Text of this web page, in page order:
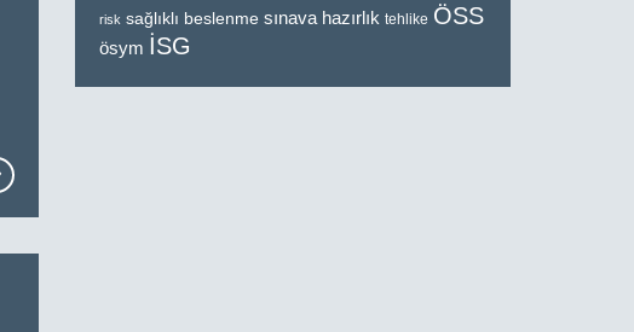
risk sağlıklı beslenme sınava hazırlık tehlike ÖSS
ösym İSG